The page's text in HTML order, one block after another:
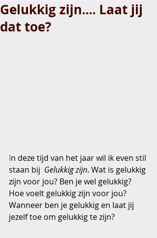
www.lotvanzuuk.nl.jpg
Gelukkig zijn.... Laat jij
dat toe?
In deze tijd van het jaar wil ik even stil
staan bij Gelukkig zijn. Wat is gelukkig
zijn voor jou? Ben je wel gelukkig?
Hoe voelt gelukkig zijn voor jou?
Wanneer ben je gelukkig en laat jij
jezelf toe om gelukkig te zijn?